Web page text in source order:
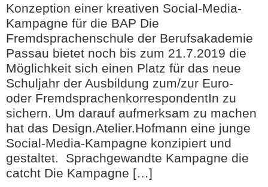
Konzeption einer kreativen Social-Media-
Kampagne für die BAP Die
Fremdsprachenschule der Berufsakademie
Passau bietet noch bis zum 21.7.2019 die
Möglichkeit sich einen Platz für das neue
Schuljahr der Ausbildung zum/zur Euro-
oder FremdsprachenkorrespondentIn zu
sichern. Um darauf aufmerksam zu machen
hat das Design.Atelier.Hofmann eine junge
Social-Media-Kampagne konzipiert und
gestaltet. Sprachgewandte Kampagne die
catcht Die Kampagne […]